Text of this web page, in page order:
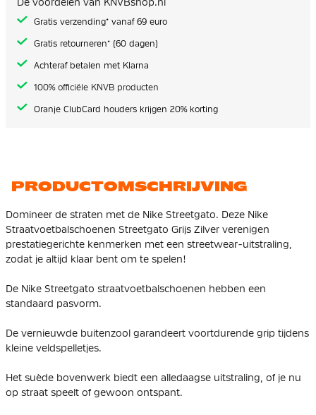
gallerij
Gratis verzending* vanaf 69 euro
Gratis retourneren* (60 dagen)
Achteraf betalen met Klarna
100% officiële KNVB producten
Oranje ClubCard houders krijgen 20% korting
PRODUCTOMSCHRIJVING
Domineer de straten met de Nike Streetgato. Deze Nike
Straatvoetbalschoenen Streetgato Grijs Zilver verenigen
prestatiegerichte kenmerken met een streetwear-uitstraling,
zodat je altijd klaar bent om te spelen!
De Nike Streetgato straatvoetbalschoenen hebben een
standaard pasvorm.
De vernieuwde buitenzool garandeert voortdurende grip tijdens
kleine veldspelletjes.
Het suède bovenwerk biedt een alledaagse uitstraling, of je nu
op straat speelt of gewoon ontspant.